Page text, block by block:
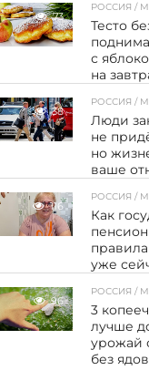
73
РОССИЯ /
Тесто
с
на
38
РОССИЯ /
Люди
не
но
ваше
116
РОССИЯ /
Как
уже
96
РОССИЯ /
3
лучше
урожай
без